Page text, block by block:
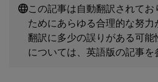
この記事は自動翻訳されて
ためにあらゆる合理的な努力
翻訳に多少の誤りがある可
については、英語版の記事を